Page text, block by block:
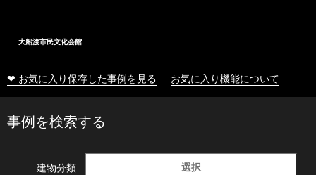
大船渡市民文化会館
❤ お気に入り保存した事例を見る お気に入り機能について
事例を検索する
建物分類 選択